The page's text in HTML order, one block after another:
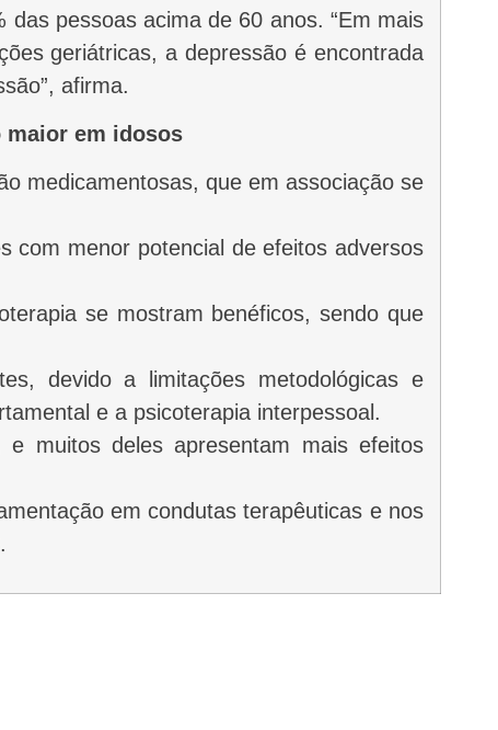
geriátricas, a depressão é encontrada
afirma.
maior em idosos
medicamentosas, que em associação se
com menor potencial de efeitos adversos
se mostram benéficos, sendo que
devido a limitações metodológicas e
e a psicoterapia interpessoal.
muitos deles apresentam mais efeitos
.